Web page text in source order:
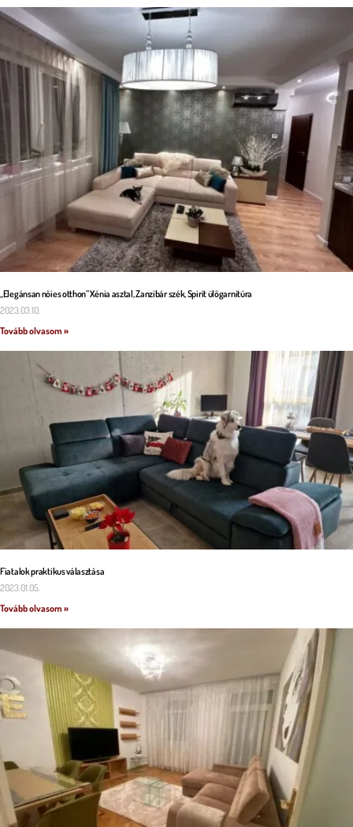
„Elegánsan nőies otthon” Xénia asztal, Zanzibár szék, Spirit ülőgarnitúra
2023.03.10.
Tovább olvasom »
Fiatalok praktikus választása
2023.01.05.
Tovább olvasom »